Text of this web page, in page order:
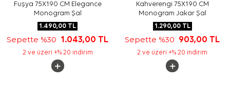
Fuşya 75X190 CM Elegance
Monogram Şal
1.490,00 TL
Sepette %30 1.043,00 TL
2 ve üzeri +% 20 indirim
Kahverengi 75X190 CM
Monogram Jakar Şal
1.290,00TL
Sepette %30 903,00 TL
2 ve üzeri +% 20 indirim